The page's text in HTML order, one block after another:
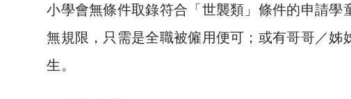
小學會無條件取錄符合「世襲類」條件的申請
無規限，只需是全職被僱用便可；或有哥哥／
生。